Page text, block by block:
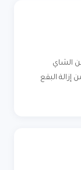
الشاي
البقع